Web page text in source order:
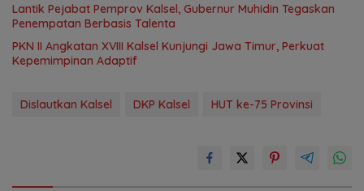
Lantik Pejabat Pemprov Kalsel, Gubernur Muhidin Tegaskan
Penempatan Berbasis Talenta
PKN II Angkatan XVIII Kalsel Kunjungi Jawa Timur, Perkuat
Kepemimpinan Adaptif
Dislautkan Kalsel DKP Kalsel HUT ke-75 Provinsi